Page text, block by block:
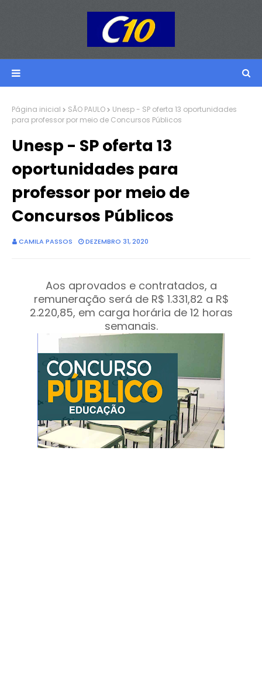
Página inicial SÃO PAULO
Unesp - SP oferta 13 oportunidades
para professor por meio de Concursos Públicos
Unesp - SP oferta 13
oportunidades para
professor por meio de
Concursos Públicos
CAMILA PASSOS DEZEMBRO 31, 2020
Aos aprovados e contratados, a
remuneração será de R$ 1.331,82 a R$
2.220,85, em carga horária de 12 horas
semanais.